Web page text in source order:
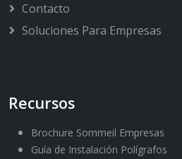
Contacto
Soluciones Para Empresas
Recursos
Brochure Sommeil Empresas
Guía de Instalación Polígrafos